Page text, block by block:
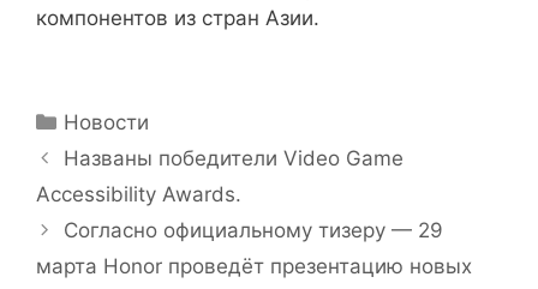
Рубрики
Новости
Названы победители Video Game
Accessibility Awards.
Согласно официальному тизеру — 29
марта Honor проведёт презентацию новых